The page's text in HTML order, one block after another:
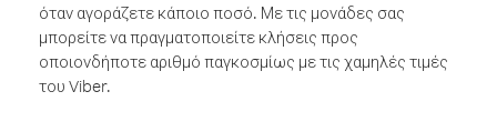
όταν αγοράζετε κάποιο ποσό. Με τις μονάδες σας
μπορείτε να πραγματοποιείτε κλήσεις προς
οποιονδήποτε αριθμό παγκοσμίως με τις χαμηλές τιμές
του Viber.